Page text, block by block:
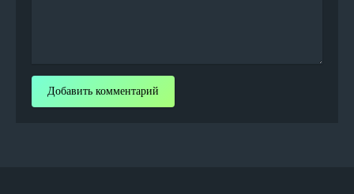
Добавить комментарий